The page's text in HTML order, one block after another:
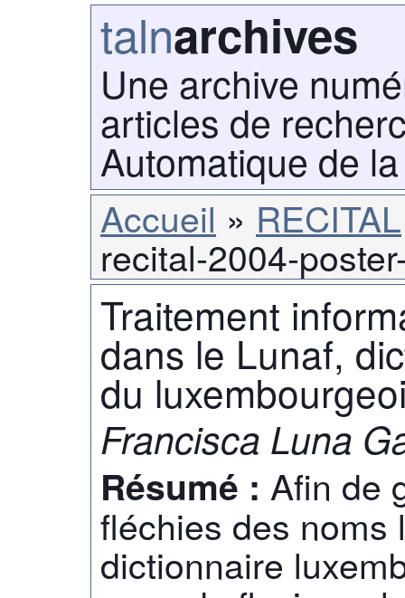
talnarchives
Une archive
articles de
Automatique de
Accueil RECITAL
recital-2004-
Traitement
dans le Lunaf,
du
Francisca Luna
Résumé : Afin de
fléchies des noms
dictionnaire